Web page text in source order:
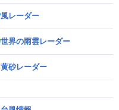
風レーダー
世界の雨雲レーダー
黄砂レーダー